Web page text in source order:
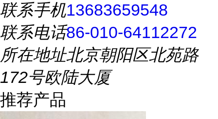
联系手机13683659548
联系电话86-010-64112272
所在地址北京朝阳区北苑路
172号欧陆大厦
推荐产品